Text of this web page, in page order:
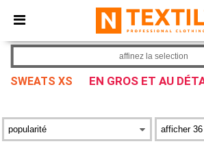
× Appli Ntextil
Meilleurs prix sur l’app !
SWEATS XS EN GROS ET AU
affinez la selection